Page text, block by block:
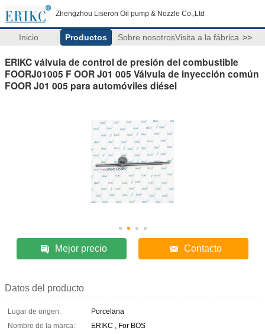
Zhengzhou Liseron Oil pump & Nozzle Co.,Ltd
Inicio Productos Sobre nosotrosVisita a la fábrica >>
ERIKC válvula de control de presión del combustible
FOORJ01005 F OOR J01 005 Válvula de inyección común
FOOR J01 005 para automóviles diésel
Mejor precio Contacto
Datos del producto
Lugar de origen:
Porcelana
Nombre de la marca:
ERIKC , For BOS